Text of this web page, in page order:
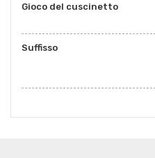
Gioco del cuscinetto
Suffisso